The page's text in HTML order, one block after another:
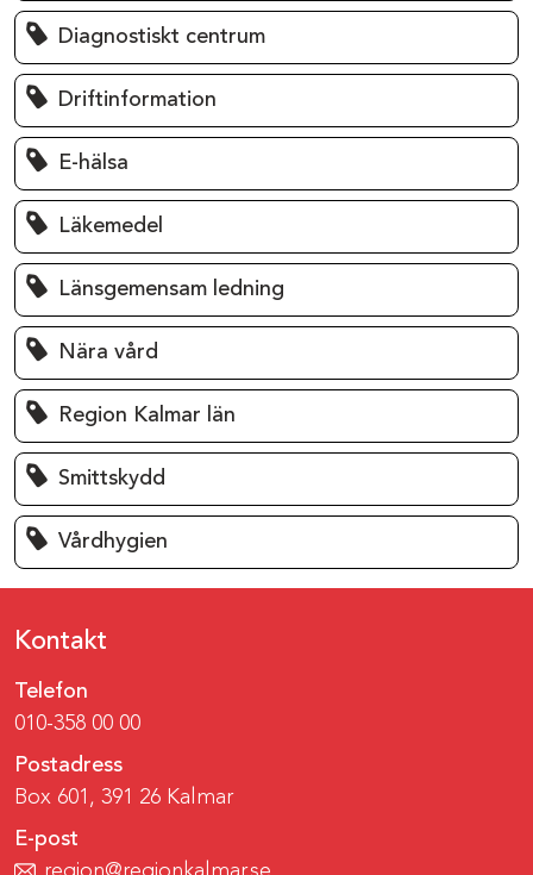
Diagnostiskt centrum
Driftinformation
E-hälsa
Läkemedel
Länsgemensam ledning
Nära vård
Region Kalmar län
Smittskydd
Vårdhygien
Kontakt
Telefon
010-358 00 00
Postadress
Box 601, 391 26 Kalmar
E-post